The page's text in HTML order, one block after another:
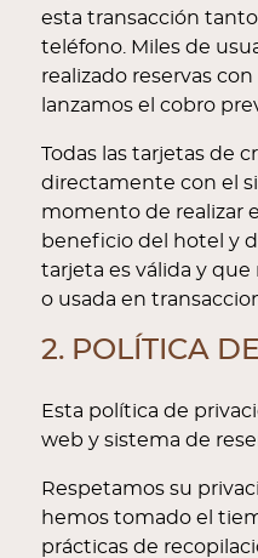
esta transacción
teléfono. Miles de
realizado reservas
lanzamos el cobro
Todas las tarjetas de
directamente con el
momento de realizar
beneficio del hotel y
tarjeta es válida y
o usada en
2. POLÍTICA
Esta política de
web y sistema de
Respetamos su
hemos tomado el
prácticas de